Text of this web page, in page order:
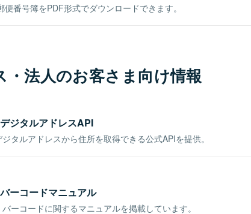
便番号簿をPDF形式でダウンロードできます。
・法人のお客さま向け情報
ジタルアドレスAPI
タルアドレスから住所を取得できる公式APIを提供。
ーコードマニュアル
ーコードに関するマニュアルを掲載しています。